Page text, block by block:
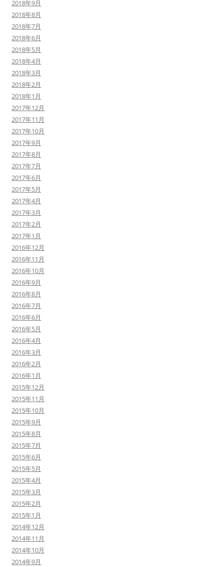
2018年9月
2018年8月
2018年7月
2018年6月
2018年5月
2018年4月
2018年3月
2018年2月
2018年1月
2017年12月
2017年11月
2017年10月
2017年9月
2017年8月
2017年7月
2017年6月
2017年5月
2017年4月
2017年3月
2017年2月
2017年1月
2016年12月
2016年11月
2016年10月
2016年9月
2016年8月
2016年7月
2016年6月
2016年5月
2016年4月
2016年3月
2016年2月
2016年1月
2015年12月
2015年11月
2015年10月
2015年9月
2015年8月
2015年7月
2015年6月
2015年5月
2015年4月
2015年3月
2015年2月
2015年1月
2014年12月
2014年11月
2014年10月
2014年9月